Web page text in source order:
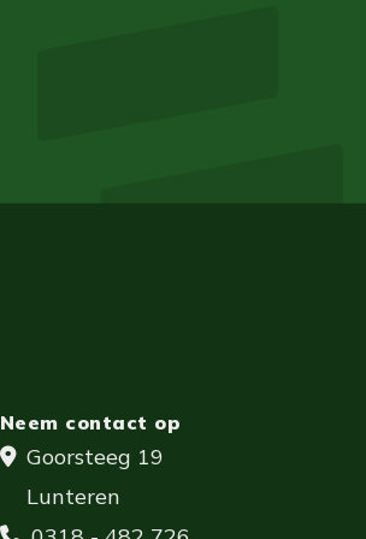
Neem contact op
Goorsteeg 19
Lunteren